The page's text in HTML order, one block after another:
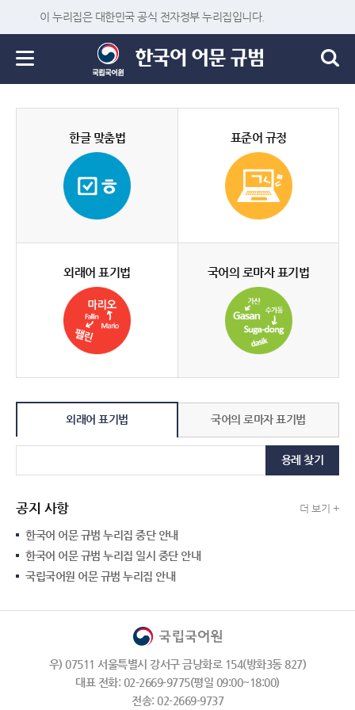
이 누리집은 대한민국 공식 전자정부 누리집입니다.
한글 맞춤법 표준어 규정
외래어 표기법 국어의 로마자 표기법
외래어 표기법 국어의 로마자 표기법
용례 찾기
공지 사항 더 보기 +
한국어 어문 규범 누리집 중단 안내
한국어 어문 규범 누리집 일시 중단 안내
국립국어원 어문 규범 누리집 안내
우) 07511 서울특별시 강서구 금낭화로 154(방화3동 827)
대표 전화: 02-2669-9775(평일 09:00~18:00)
전송: 02-2669-9737